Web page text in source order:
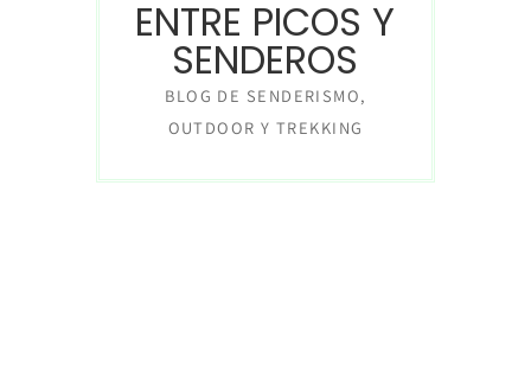
ENTRE PICOS Y
SENDEROS
BLOG DE SENDERISMO,
OUTDOOR Y TREKKING